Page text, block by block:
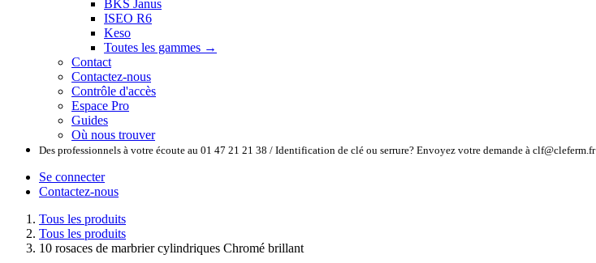
BKS Janus
ISEO R6
Keso
Toutes les gammes →
Contact
Contactez-nous
Contrôle d'accès
Espace Pro
Guides
Où nous trouver
Des professionnels à votre écoute au 01 47 21 21 38 / Identification de clé ou serrure? Envoyez votre demande à clf@cleferm.fr
Se connecter
Contactez-nous
Tous les produits
Tous les produits
10 rosaces de marbrier cylindriques Chromé brillant